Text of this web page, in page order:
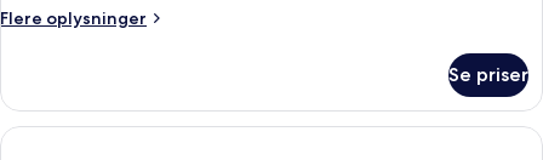
eller
Flere oplysninger
Flere
værelse
med
dobbeltseng
Se priser